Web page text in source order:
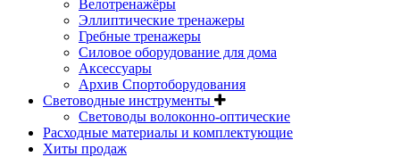
Велотренажёры
Эллиптические тренажеры
Гребные тренажеры
Силовое оборудование для дома
Аксессуары
Архив Спортоборудования
Световодные инструменты
Световоды волоконно-оптические
Расходные материалы и комплектующие
Хиты продаж